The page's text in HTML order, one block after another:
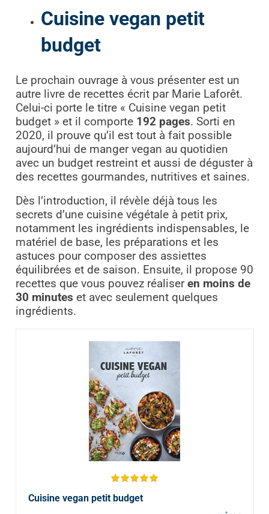
Cuisine vegan petit
budget
Le prochain ouvrage à vous présenter est un
autre livre de recettes écrit par Marie Laforêt.
Celui-ci porte le titre « Cuisine vegan petit
budget » et il comporte 192 pages. Sorti en
2020, il prouve qu’il est tout à fait possible
aujourd’hui de manger vegan au quotidien
avec un budget restreint et aussi de déguster à
des recettes gourmandes, nutritives et saines.
Dès l’introduction, il révèle déjà tous les
secrets d’une cuisine végétale à petit prix,
notamment les ingrédients indispensables, le
matériel de base, les préparations et les
astuces pour composer des assiettes
équilibrées et de saison. Ensuite, il propose 90
recettes que vous pouvez réaliseren moins de
30 minutes et avec seulement quelques
ingrédients.
Cuisine vegan petit budget